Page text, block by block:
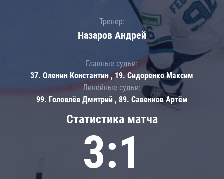
Статистика матча
3:1
Тренер:
Назаров Андрей
Главные судьи:
37. Оленин Константин , 19. Сидоренко Максим
Линейные судьи:
99. Головлёв Дмитрий , 89. Савенков Артём